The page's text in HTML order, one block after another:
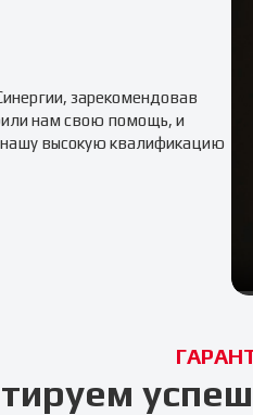
, зарекомендовав
нам свою помощь, и
высокую квалификацию